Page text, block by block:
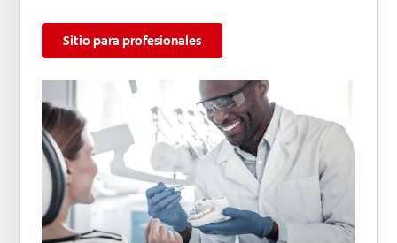
Sitio para profesionales